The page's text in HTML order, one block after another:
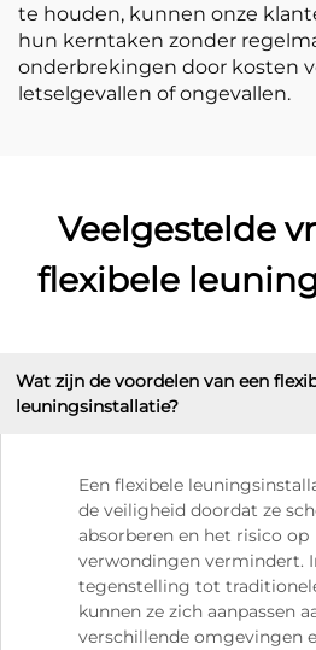
te houden, kunnen onze
hun kerntaken zonder
onderbrekingen door kosten
letselgevallen of ongevallen.
Veelgestelde
flexibele
Wat zijn de voordelen van een
leuningsinstallatie?
Een flexibele
de veiligheid doordat ze
absorberen en het risico op
verwondingen vermindert.
tegenstelling tot
kunnen ze zich aanpassen
verschillende omgevingen